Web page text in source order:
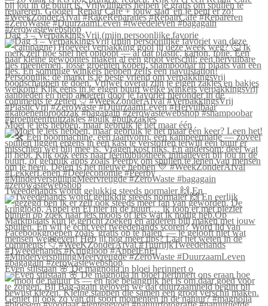
Dag 3 – VerpakkingsVrij (mijn persoonlijke favorie
Moet je iets hebben, maar gebruik je het maar één
Tweedehands wordt gelukkig steeds normaler 🙌 En
Even stilstaan 🌸 De magnolia in bloei herinnert o